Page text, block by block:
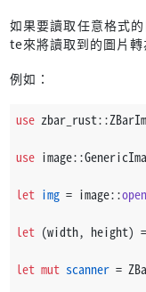
如果要讀取任意格式
te來將讀取到的圖片轉
例如：
use
use
let img = image::open
let (width, height)
let mut scanner =